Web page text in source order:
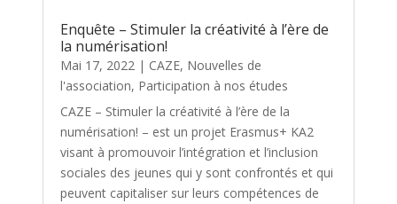
Enquête – Stimuler la créativité à l’ère de
la numérisation!
Mai 17, 2022 | CAZE, Nouvelles de
l'association, Participation à nos études
CAZE – Stimuler la créativité à l’ère de la
numérisation! – est un projet Erasmus+ KA2
visant à promouvoir l’intégration et l’inclusion
sociales des jeunes qui y sont confrontés et qui
peuvent capitaliser sur leurs compétences de